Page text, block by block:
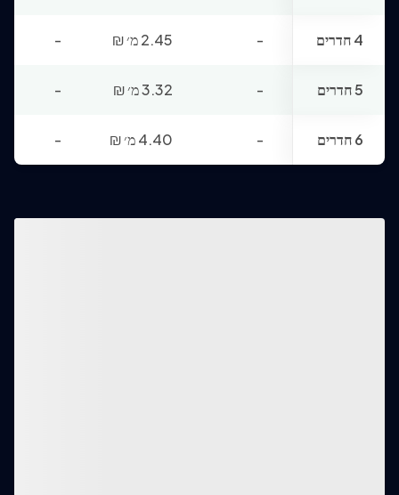
4 חדרים - 2.45 מ׳ ₪
-
5 חדרים - 3.32 מ׳ ₪
-
6 חדרים - 4.40 מ׳ ₪
-